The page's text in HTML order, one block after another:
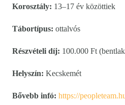
Korosztály: 13–17 év közöttiek
Tábortípus: ottalvós
Részvételi díj: 100.000 Ft
Helyszín: Kecskemét
Bővebb infó: https://